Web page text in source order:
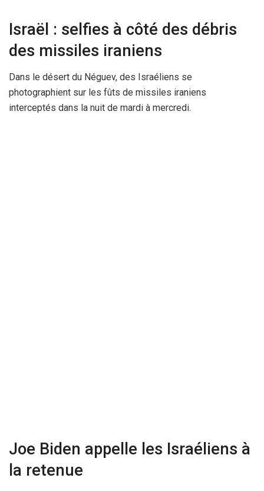
Israël : selfies à côté des débris
des missiles iraniens
Dans le désert du Néguev, des Israéliens se
photographient sur les fûts de missiles iraniens
interceptés dans la nuit de mardi à mercredi.
Joe Biden appelle les Israéliens à
la retenue